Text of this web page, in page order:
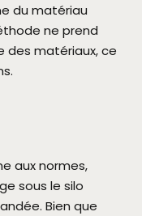
du matériau
ne prend
des matériaux, ce
aux normes,
sous le silo
Bien que